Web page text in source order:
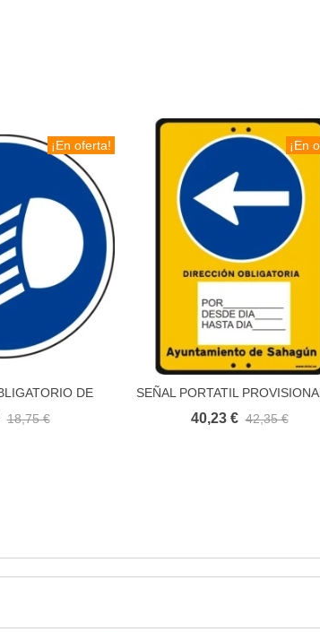
¡En oferta!
al carrito
DE
18,75 €
¡En
Añadir al carrito
SEÑAL PORTATIL
TRAFICO PERSONALIZADA
40,23 € 42,35 €